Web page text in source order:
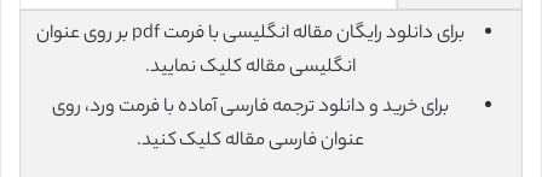
برای دانلود رایگان مقاله انگلیسی با فرمت pdf بر روی عنوان
انگلیسی مقاله کلیک نمایید.
برای خرید و دانلود ترجمه فارسی آماده با فرمت ورد، روی
عنوان فارسی مقاله کلیک کنید.